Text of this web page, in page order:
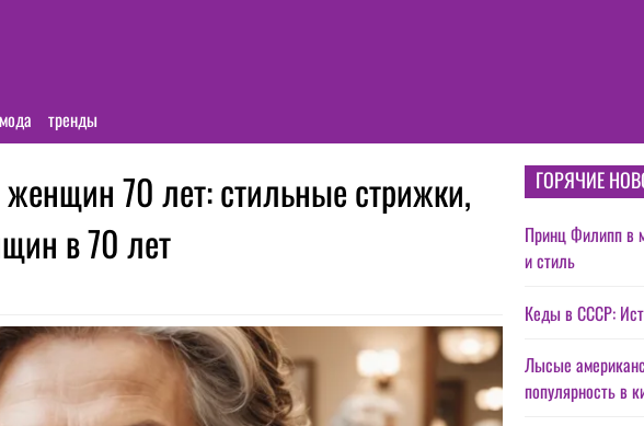
мода тренды
70 лет: стильные стрижки,
в 70 лет
ГОРЯЧИЕ
Принц Филипп в
и стиль
Кеды в СССР:
Лысые
популярность в